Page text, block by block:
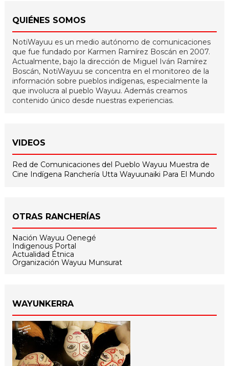
QUIÉNES SOMOS
NotiWayuu es un medio autónomo de comunicaciones
que fue fundado por Karmen Ramírez Boscán en 2007.
Actualmente, bajo la dirección de Miguel Iván Ramírez
Boscán, NotiWayuu se concentra en el monitoreo de la
información sobre pueblos indígenas, especialmente la
que involucra al pueblo Wayuu. Además creamos
contenido único desde nuestras experiencias.
VIDEOS
Red de Comunicaciones del Pueblo Wayuu Muestra de
Cine Indígena Ranchería Utta Wayuunaiki Para El Mundo
OTRAS RANCHERÍAS
Nación Wayuu Oenegé
Indigenous Portal
Actualidad Étnica
Organización Wayuu Munsurat
WAYUNKERRA